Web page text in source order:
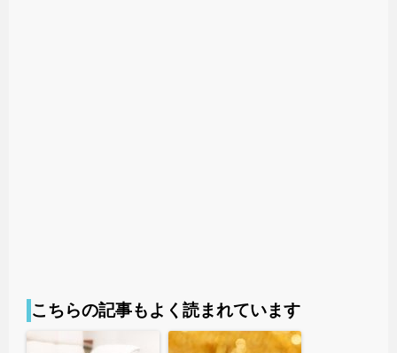
こちらの記事もよく読まれています